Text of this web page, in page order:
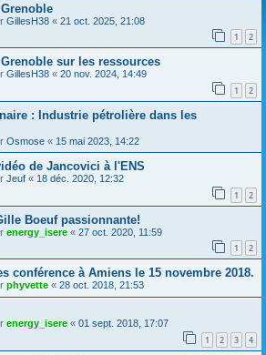
GillesH38 « 21 oct. 2025, 21:08
1 2
sur les ressources
GillesH38 « 20 nov. 2024, 14:49
1 2
: Industrie pétrolière dans les
Osmose « 15 mai 2023, 14:22
de Jancovici à l'ENS
Jeuf « 18 déc. 2020, 12:32
1 2
Boeuf passionnante!
energy_isere « 27 oct. 2020, 11:59
1 2
conférence à Amiens le 15 novembre 2018.
phyvette « 28 oct. 2018, 21:53
energy_isere « 01 sept. 2018, 17:07
1 2 3 4